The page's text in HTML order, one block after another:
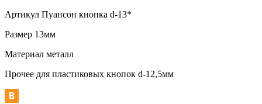
Артикул Пуансон кнопка d-13*
Размер 13мм
Материал металл
Прочее для пластиковых кнопок d-12,5мм